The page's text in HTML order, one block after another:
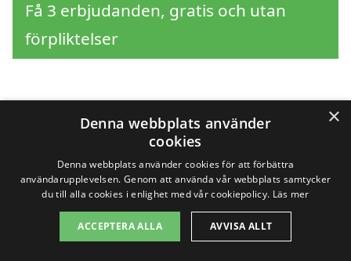
Få 3 erbjudanden, gratis och utan
förpliktelser
Sök efter en
professionell för
balkong i andra städer
nära Öjersjö
×
Denna webbplats använder
cookies
Denna webbplats använder cookies för att förbättra
användarupplevelsen. Genom att använda vår webbplats samtycker
du till alla cookies i enlighet med vår cookiepolicy. Läs mer
ACCEPTERA ALLA AVVISA ALLT